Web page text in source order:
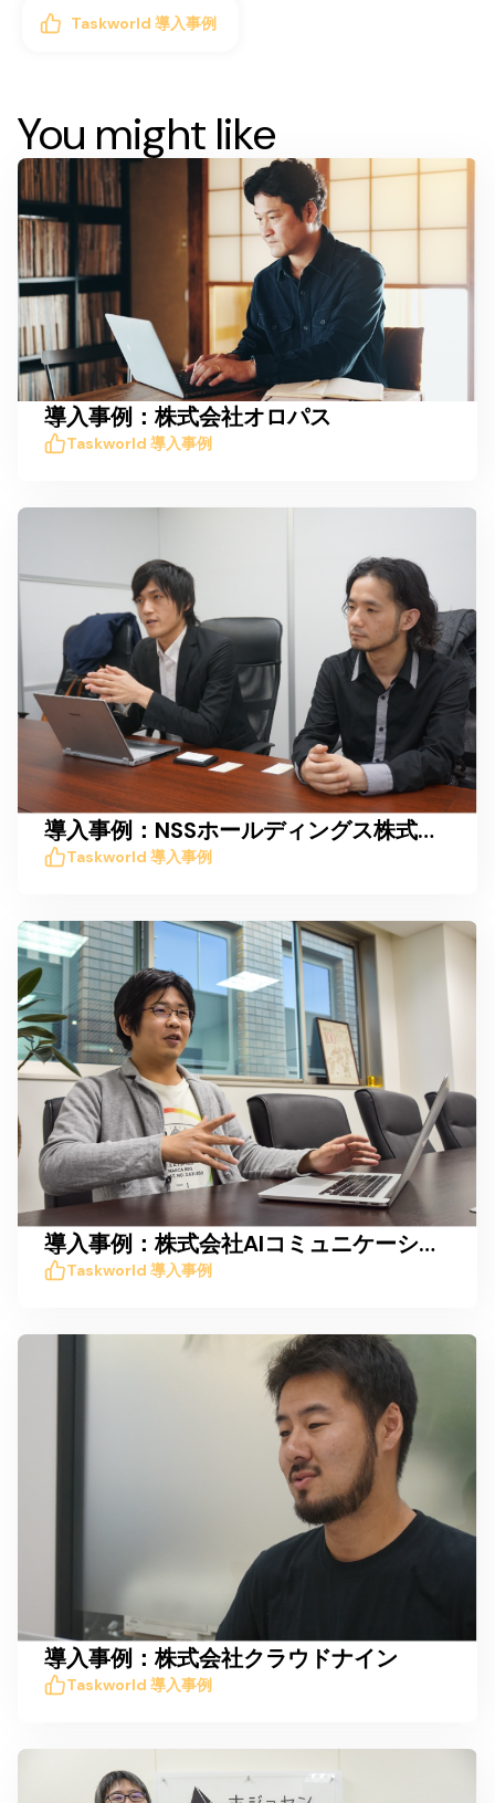
Taskworld 導入事例
You might like
導入事例：株式会社オロパス
Taskworld 導入事例
導入事例：NSSホールディングス株式会社
Taskworld 導入事例
導入事例：株式会社AIコミュニケーション
Taskworld 導入事例
導入事例：株式会社クラウドナイン
Taskworld 導入事例